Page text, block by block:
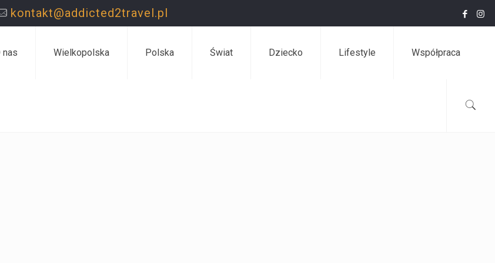
kontakt@addicted2travel.pl
nas Wielkopolska Polska Świat Dziecko Lifestyle Współpraca